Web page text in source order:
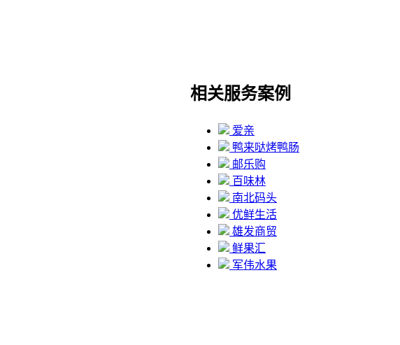
相关服务案例
爱亲
鸭来哒烤鸭肠
邮乐购
百味林
南北码头
优鲜生活
雄发商贸
鲜果汇
军伟水果